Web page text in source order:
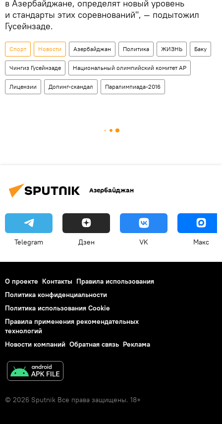
в Азербайджане, определят новый уровень
и стандарты этих соревнований", — подытожил
Гусейнзаде.
Спорт Новости Азербайджан Политика ЖИЗНЬ Баку
Чингиз Гусейнзаде Национальный олимпийский комитет АР
Лицензии Допинг-скандал Паралимпиада-2016
Азербайджан
Telegram Дзен VK Макс
О проекте Контакты Правила использования
Политика конфиденциальности
Политика использования Cookie
Правила применения рекомендательных
технологий
Новости компаний Обратная связь Реклама
© 2026 Sputnik Все права защищены. 18+